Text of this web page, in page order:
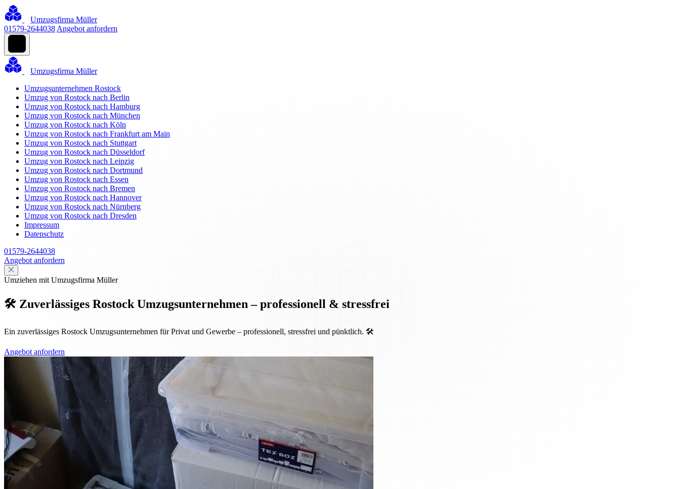
Umzugsfirma Müller
01579-2644038 Angebot anfordern
Umzugsfirma Müller
Umzugsunternehmen Rostock
Umzug von Rostock nach Berlin
Umzug von Rostock nach Hamburg
Umzug von Rostock nach München
Umzug von Rostock nach Köln
Umzug von Rostock nach Frankfurt am Main
Umzug von Rostock nach Stuttgart
Umzug von Rostock nach Düsseldorf
Umzug von Rostock nach Leipzig
Umzug von Rostock nach Dortmund
Umzug von Rostock nach Essen
Umzug von Rostock nach Bremen
Umzug von Rostock nach Hannover
Umzug von Rostock nach Nürnberg
Umzug von Rostock nach Dresden
Impressum
Datenschutz
01579-2644038
Angebot anfordern
Umziehen mit Umzugsfirma Müller
🛠️ Zuverlässiges Rostock Umzugsunternehmen – professionell & stressfrei
Ein zuverlässiges Rostock Umzugsunternehmen für Privat und Gewerbe – professionell, stressfrei und pünktlich. 🛠️
Angebot anfordern